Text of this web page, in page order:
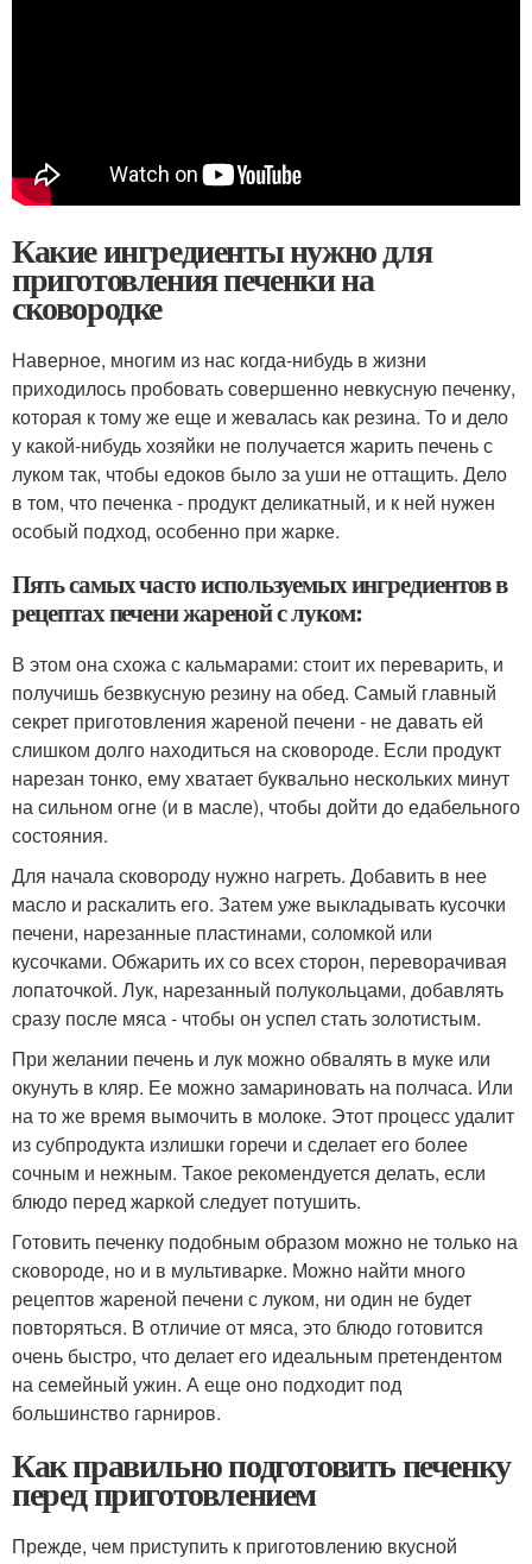
Какие ингредиенты нужно для
приготовления печенки на
сковородке
Наверное, многим из нас когда-нибудь в жизни
приходилось пробовать совершенно невкусную печенку,
которая к тому же еще и жевалась как резина. То и дело
у какой-нибудь хозяйки не получается жарить печень с
луком так, чтобы едоков было за уши не оттащить. Дело
в том, что печенка - продукт деликатный, и к ней нужен
особый подход, особенно при жарке.
Пять самых часто используемых ингредиентов в
рецептах печени жареной с луком:
В этом она схожа с кальмарами: стоит их переварить, и
получишь безвкусную резину на обед. Самый главный
секрет приготовления жареной печени - не давать ей
слишком долго находиться на сковороде. Если продукт
нарезан тонко, ему хватает буквально нескольких минут
на сильном огне (и в масле), чтобы дойти до едабельного
состояния.
Для начала сковороду нужно нагреть. Добавить в нее
масло и раскалить его. Затем уже выкладывать кусочки
печени, нарезанные пластинами, соломкой или
кусочками. Обжарить их со всех сторон, переворачивая
лопаточкой. Лук, нарезанный полукольцами, добавлять
сразу после мяса - чтобы он успел стать золотистым.
При желании печень и лук можно обвалять в муке или
окунуть в кляр. Ее можно замариновать на полчаса. Или
на то же время вымочить в молоке. Этот процесс удалит
из субпродукта излишки горечи и сделает его более
сочным и нежным. Такое рекомендуется делать, если
блюдо перед жаркой следует потушить.
Готовить печенку подобным образом можно не только на
сковороде, но и в мультиварке. Можно найти много
рецептов жареной печени с луком, ни один не будет
повторяться. В отличие от мяса, это блюдо готовится
очень быстро, что делает его идеальным претендентом
на семейный ужин. А еще оно подходит под
большинство гарниров.
Как правильно подготовить печенку
перед приготовлением
Прежде, чем приступить к приготовлению вкусной